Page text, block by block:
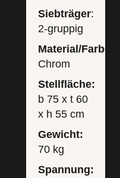
Siebträger:
2-gruppig
Material/Farbe:
Chrom
Stellfläche:
b 75 x t 60
x h 55 cm
Gewicht:
70 kg
Spannung: